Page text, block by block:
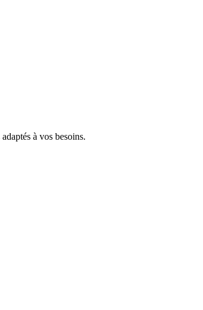
à vos besoins.